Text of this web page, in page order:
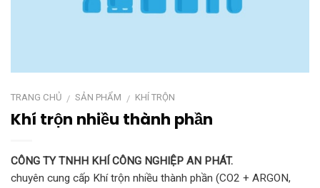
TRANG CHỦ / SẢN PHẨM / KHÍ TRỘN
Khí trộn nhiều thành phần
CÔNG TY TNHH KHÍ CÔNG NGHIỆP AN PHÁT.
chuyên cung cấp Khí trộn nhiều thành phần (CO2 + ARGON,